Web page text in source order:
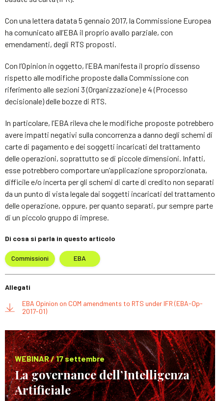
Con una lettera datata 5 gennaio 2017, la Commissione Europea
ha comunicato all’EBA il proprio avallo parziale, con
emendamenti, degli RTS proposti.
Con l’Opinion in oggetto, l’EBA manifesta il proprio dissenso
rispetto alle modifiche proposte dalla Commissione con
riferimento alle sezioni 3 (Organizzazione) e 4 (Processo
decisionale) delle bozze di RTS.
In particolare, l’EBA rileva che le modifiche proposte potrebbero
avere impatti negativi sulla concorrenza a danno degli schemi di
carte di pagamento e dei soggetti incaricati del trattamento
delle operazioni, soprattutto se di piccole dimensioni. Infatti,
esse potrebbero comportare un’applicazione sproporzionata,
difficile e/o incerta per gli schemi di carte di credito non separati
da un punto di vista legale dai soggetti incaricati del trattamento
delle operazione, oppure, per quanto separati, pur sempre parte
di un piccolo gruppo di imprese.
Di cosa si parla in questo articolo
Commissioni EBA
Allegati
EBA Opinion on COM amendments to RTS under IFR (EBA-Op-
2017-01)
WEBINAR / 17 settembre
La governance dell’Intelligenza
Artificiale